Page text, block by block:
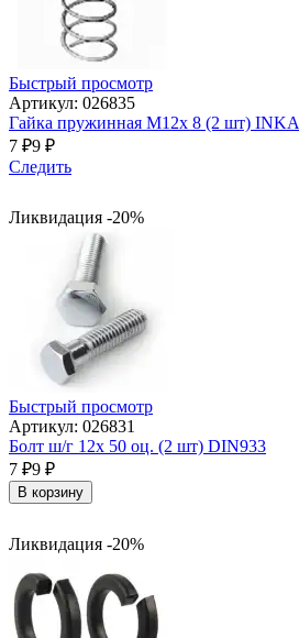
Быстрый просмотр
Артикул: 026835
Гайка пружинная М12х 8 (2 шт) INKA
7 ₽9 ₽
Следить
Ликвидация -20%
Быстрый просмотр
Артикул: 026831
Болт ш/г 12х 50 оц. (2 шт) DIN933
7 ₽9 ₽
В корзину
Ликвидация -20%